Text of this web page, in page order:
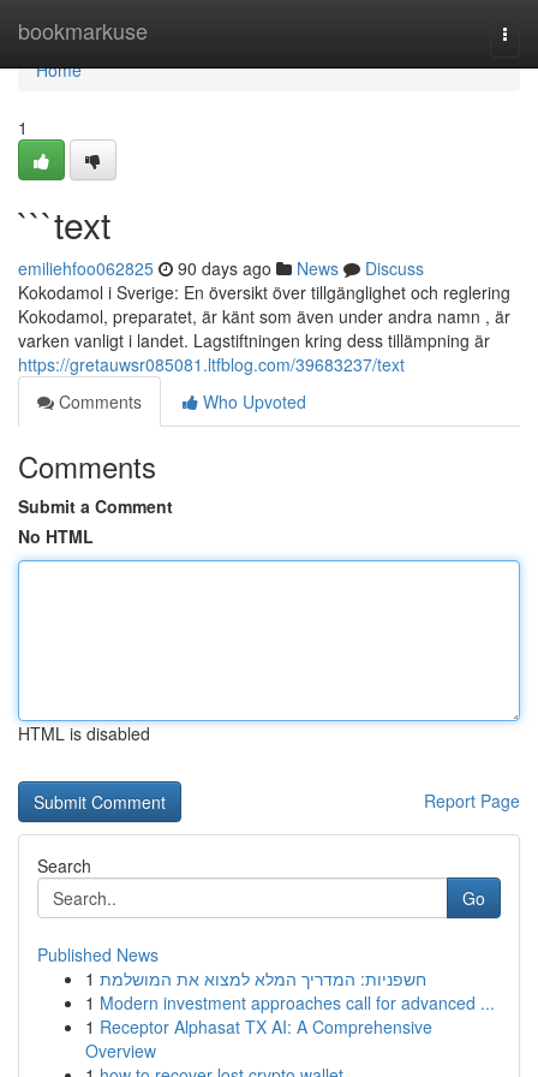
bookmarkuse
Home
Home
1
```text
emiliehfoo062825 90 days ago News
Discuss
Kokodamol i Sverige: En översikt över tillgänglighet och reglering
Kokodamol, preparatet, är känt som även under andra namn , är
varken vanligt i landet. Lagstiftningen kring dess tillämpning är
https://gretauwsr085081.ltfblog.com/39683237/text
Comments
Who Upvoted
Comments
Submit a Comment
No HTML
HTML is disabled
Report Page
Search
Go
Published News
1 חשפניות: המדריך המלא למצוא את המושלמת
1 Modern investment approaches call for advanced ...
1 Receptor Alphasat TX AI: A Comprehensive
Overview